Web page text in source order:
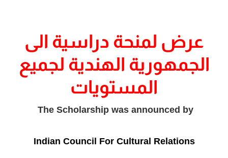
عرض لمنحة دراسية الى
الجمهورية الهندية لجميع
المستويات
The Scholarship was announced by
Indian Council For Cultural Relations